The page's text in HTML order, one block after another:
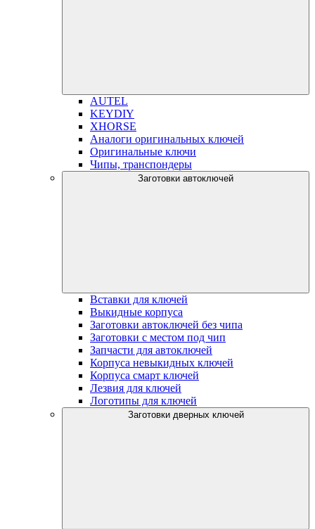
AUTEL
KEYDIY
XHORSE
Аналоги оригинальных ключей
Оригинальные ключи
Чипы, транспондеры
Заготовки автоключей
Вставки для ключей
Выкидные корпуса
Заготовки автоключей без чипа
Заготовки с местом под чип
Запчасти для автоключей
Корпуса невыкидных ключей
Корпуса смарт ключей
Лезвия для ключей
Логотипы для ключей
Заготовки дверных ключей